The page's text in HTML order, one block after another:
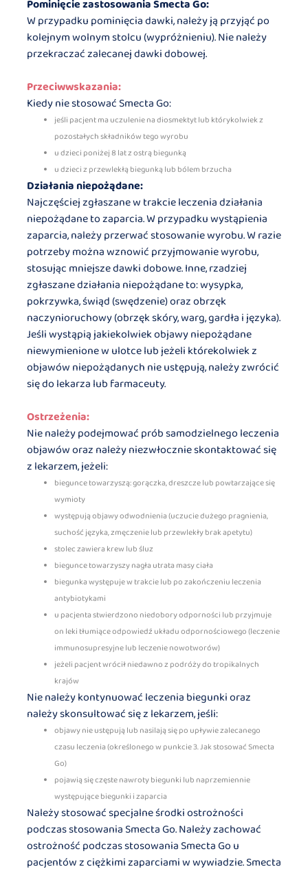
Pominięcie zastosowania Smecta Go:
W przypadku pominięcia dawki, należy ją przyjąć po
kolejnym wolnym stolcu (wypróżnieniu). Nie należy
przekraczać zalecanej dawki dobowej.
Przeciwwskazania:
Kiedy nie stosować Smecta Go:
jeśli pacjent ma uczulenie na diosmektyt lub którykolwiek z
pozostałych składników tego wyrobu
u dzieci poniżej 8 lat z ostrą biegunką
u dzieci z przewlekłą biegunką lub bólem brzucha
Działania niepożądane:
Najczęściej zgłaszane w trakcie leczenia działania
niepożądane to zaparcia. W przypadku wystąpienia
zaparcia, należy przerwać stosowanie wyrobu. W razie
potrzeby można wznowić przyjmowanie wyrobu,
stosując mniejsze dawki dobowe. Inne, rzadziej
zgłaszane działania niepożądane to: wysypka,
pokrzywka, świąd (swędzenie) oraz obrzęk
naczynioruchowy (obrzęk skóry, warg, gardła i języka).
Jeśli wystąpią jakiekolwiek objawy niepożądane
niewymienione w ulotce lub jeżeli którekolwiek z
objawów niepożądanych nie ustępują, należy zwrócić
się do lekarza lub farmaceuty.
Ostrzeżenia:
Nie należy podejmować prób samodzielnego leczenia
objawów oraz należy niezwłocznie skontaktować się
z lekarzem, jeżeli:
biegunce towarzyszą: gorączka, dreszcze lub powtarzające się
wymioty
występują objawy odwodnienia (uczucie dużego pragnienia,
suchość języka, zmęczenie lub przewlekły brak apetytu)
stolec zawiera krew lub śluz
biegunce towarzyszy nagła utrata masy ciała
biegunka występuje w trakcie lub po zakończeniu leczenia
antybiotykami
u pacjenta stwierdzono niedobory odporności lub przyjmuje
on leki tłumiące odpowiedź układu odpornościowego (leczenie
immunosupresyjne lub leczenie nowotworów)
jeżeli pacjent wrócił niedawno z podróży do tropikalnych
krajów
Nie należy kontynuować leczenia biegunki oraz
należy skonsultować się z lekarzem, jeśli:
objawy nie ustępują lub nasilają się po upływie zalecanego
czasu leczenia (określonego w punkcie 3. Jak stosować Smecta
Go)
pojawią się częste nawroty biegunki lub naprzemiennie
występujące biegunki i zaparcia
Należy stosować specjalne środki ostrożności
podczas stosowania Smecta Go. Należy zachować
ostrożność podczas stosowania Smecta Go u
pacjentów z ciężkimi zaparciami w wywiadzie. Smecta